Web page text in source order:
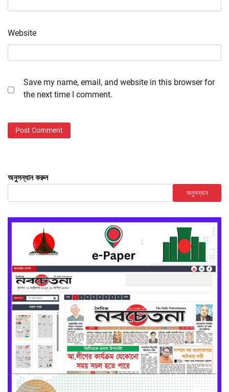
Website
Save my name, email, and website in this browser for
the next time I comment.
অনুসন্ধান করুন
অনুসন্ধান